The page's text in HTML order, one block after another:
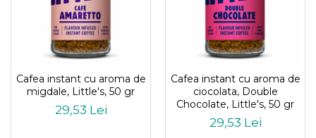
Cafea instant cu aroma de
migdale, Little's, 50 gr
29,53 Lei
Cafea instant cu aroma de
ciocolata, Double
Chocolate, Little's, 50 gr
29,53 Lei